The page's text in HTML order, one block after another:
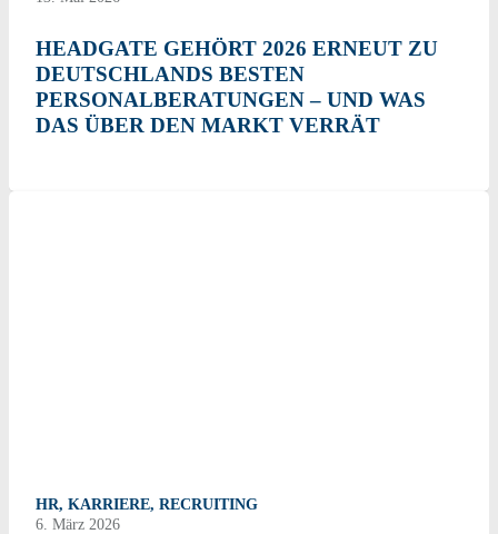
HEADGATE GEHÖRT 2026 ERNEUT ZU
DEUTSCHLANDS BESTEN
PERSONALBERATUNGEN – UND WAS
DAS ÜBER DEN MARKT VERRÄT
HR, KARRIERE, RECRUITING
6. März 2026